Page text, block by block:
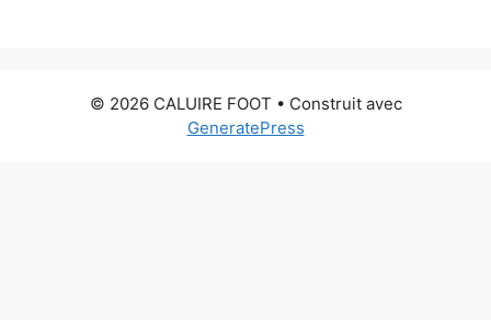
© 2026 CALUIRE FOOT • Construit avec
GeneratePress